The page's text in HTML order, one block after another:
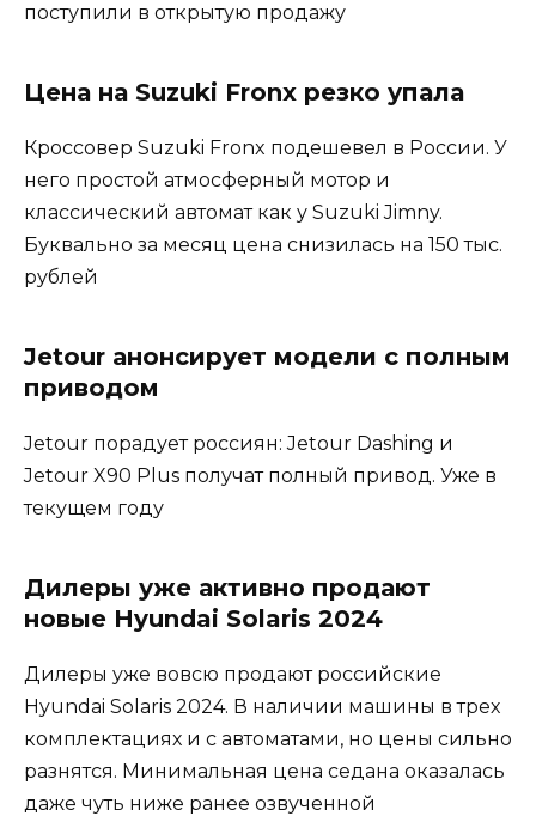
поступили в открытую продажу
Цена на Suzuki Fronx резко упала
Кроссовер Suzuki Fronx подешевел в России. У
него простой атмосферный мотор и
классический автомат как у Suzuki Jimny.
Буквально за месяц цена снизилась на 150 тыс.
рублей
Jetour анонсирует модели с полным
приводом
Jetour порадует россиян: Jetour Dashing и
Jetour X90 Plus получат полный привод. Уже в
текущем году
Дилеры уже активно продают
новые Hyundai Solaris 2024
Дилеры уже вовсю продают российские
Hyundai Solaris 2024. В наличии машины в трех
комплектациях и с автоматами, но цены сильно
разнятся. Минимальная цена седана оказалась
даже чуть ниже ранее озвученной